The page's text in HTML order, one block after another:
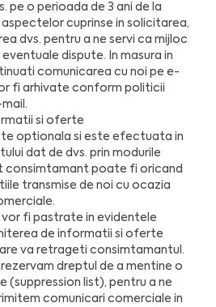
pe o perioada de 3 ani de la
cuprinse in solicitarea,
dvs. pentru a ne servi ca mijloc
dispute. In masura in
comunicarea cu noi pe e-
fi arhivate conform politicii
si oferte
optionala si este efectuata in
dat de dvs. prin modurile
consimtamant poate fi oricand
transmise de noi cu ocazia
vor fi pastrate in evidentele
de informatii si oferte
va retrageti consimtamantul.
dreptul de a mentine o
(suppression list), pentru a ne
comunicari comerciale in